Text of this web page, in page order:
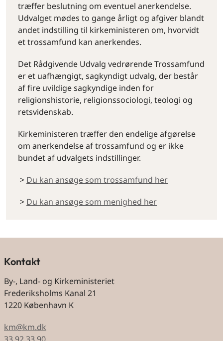
træffer beslutning om eventuel anerkendelse.
Udvalget mødes to gange årligt og afgiver blandt
andet indstilling til kirkeministeren om, hvorvidt
et trossamfund kan anerkendes.
Det Rådgivende Udvalg vedrørende Trossamfund
er et uafhængigt, sagkyndigt udvalg, der består
af fire uvildige sagkyndige inden for
religionshistorie, religionssociologi, teologi og
retsvidenskab.
Kirkeministeren træffer den endelige afgørelse
om anerkendelse af trossamfund og er ikke
bundet af udvalgets indstillinger.
> Du kan ansøge som trossamfund her
> Du kan ansøge som menighed her
Kontakt
By-, Land- og Kirkeministeriet
Frederiksholms Kanal 21
1220 København K
km@km.dk